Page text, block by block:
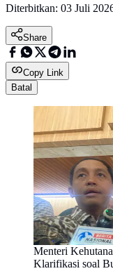
Diterbitkan: 03 Juli
Share
Copy Link
Batal
Menteri
Klarifikasi soal